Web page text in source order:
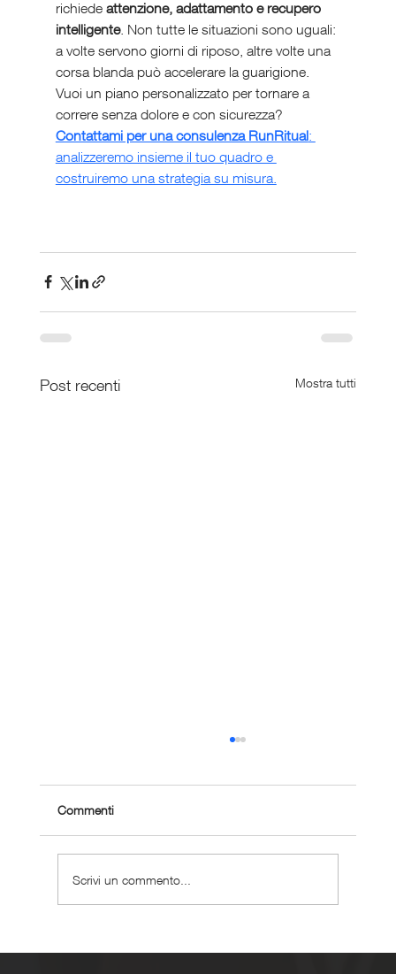
richiede attenzione, adattamento e recupero
intelligente. Non tutte le situazioni sono uguali:
a volte servono giorni di riposo, altre volte una
corsa blanda può accelerare la guarigione.
Vuoi un piano personalizzato per tornare a
correre senza dolore e con sicurezza?
Contattami per una consulenza RunRitual:
analizzeremo insieme il tuo quadro e
costruiremo una strategia su misura.
Post recenti Mostra tutti
Commenti
Scrivi un commento...